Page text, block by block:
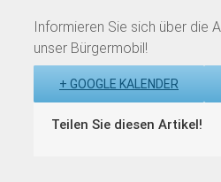
Informieren Sie sich über die
unser Bürgermobil!
+ GOOGLE KALENDER
Teilen Sie diesen Artikel!